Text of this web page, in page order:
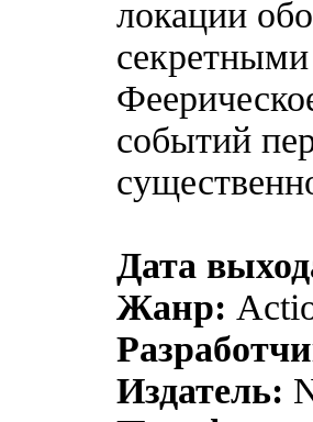
локации
событий
Дата
Жанр:
Издатель: